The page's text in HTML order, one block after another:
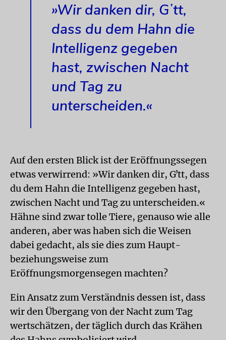
»Wir danken dir, Gʼtt,
dass du dem Hahn die
Intelligenz gegeben
hast, zwischen Nacht
und Tag zu
unterscheiden.«
Auf den ersten Blick ist der Eröffnungssegen
etwas verwirrend: »Wir danken dir, Gʼtt, dass
du dem Hahn die Intelligenz gegeben hast,
zwischen Nacht und Tag zu unterscheiden.«
Hähne sind zwar tolle Tiere, genauso wie alle
anderen, aber was haben sich die Weisen
dabei gedacht, als sie dies zum Haupt-
beziehungsweise zum
Eröffnungsmorgensegen machten?
Ein Ansatz zum Verständnis dessen ist, dass
wir den Übergang von der Nacht zum Tag
wertschätzen, der täglich durch das Krähen